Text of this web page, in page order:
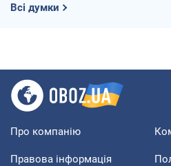
Всі думки
Про компанію
Правова інформація